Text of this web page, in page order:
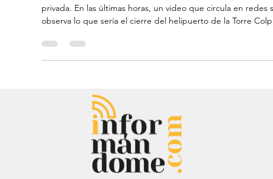
¿Hasta dónde se puede llegar por amor? El hecho llamó
observa lo que sería el cierre del helipuerto de la Torre Colpatria, uno de los edificios más emblemáticos de Bogotá,
por un joven para realizar un picnic y sorprender a su novia.